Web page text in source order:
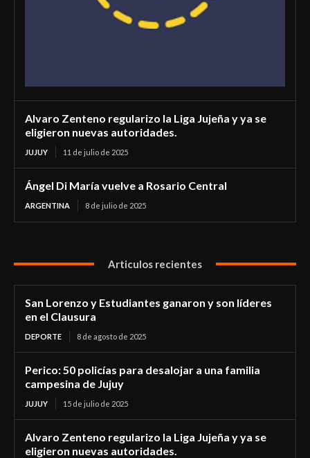
Alvaro Zenteno regularizo la Liga Jujeña y ya se
eligieron nuevas autoridades.
JUJUY 11 de julio de 2025
Ángel Di María vuelve a Rosario Central
ARGENTINA 8 de julio de 2025
Articulos recientes
San Lorenzo y Estudiantes ganaron y son líderes
en el Clausura
DEPORTE 8 de agosto de 2025
Perico: 50 policías para desalojar a una familia
campesina de Jujuy
JUJUY 15 de julio de 2025
Alvaro Zenteno regularizo la Liga Jujeña y ya se
eligieron nuevas autoridades.